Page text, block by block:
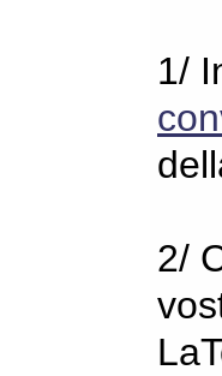
1/
2/